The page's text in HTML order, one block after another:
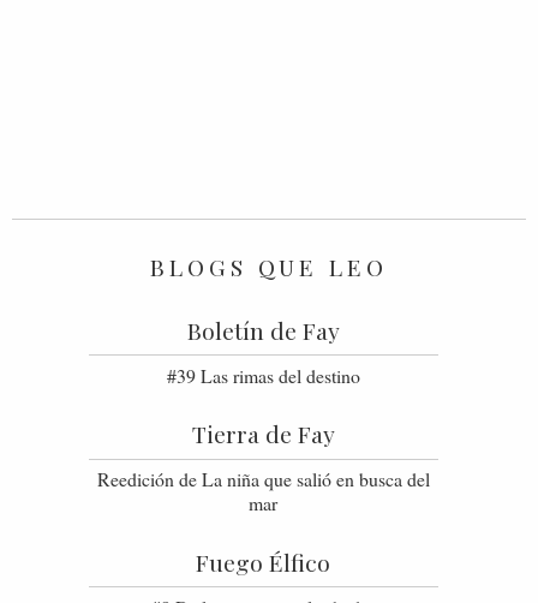
BLOGS QUE LEO
Boletín de Fay
#39 Las rimas del destino
Tierra de Fay
Reedición de La niña que salió en busca del
mar
Fuego Élfico